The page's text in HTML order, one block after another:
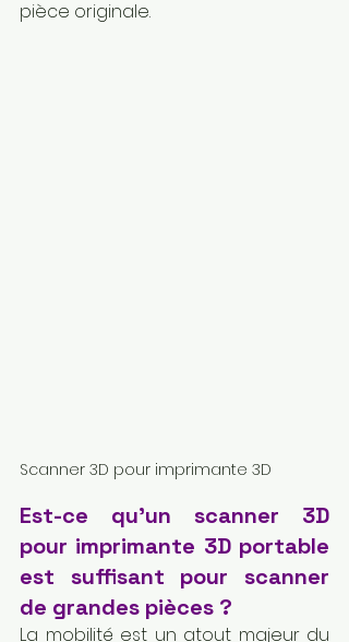
pièce originale.
Scanner 3D pour imprimante 3D
Est-ce qu'un scanner 3D
pour imprimante 3D portable
est suffisant pour scanner
de grandes pièces ?